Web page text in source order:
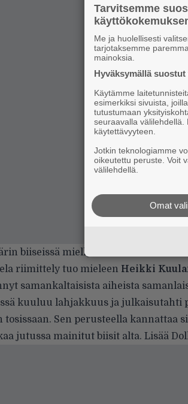
biiseissä miellyttää varsin vetreä
riimittely tuo mieleen Heikki
samankaltaisista aiheista
kuuluu lahjakkuus ja julkaisutahti
tosissaan. Sen perusteella kannattaa
jutussa mainitut biisit alta. Lisää
Tarvitsemme
Me ja huolellisesti
tarjotaksemme
mainoksia.
Hyväksymällä
Käytämme
esimerkiksi sivuista,
tutustumaan
seuraavalla välilehdellä.
käytettävyyteen.
Jotkin teknologiamme
oikeutettu peruste. Voit
välilehdellä.
Omat